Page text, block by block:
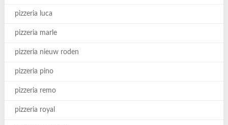
pizzeria luca
pizzeria marle
pizzeria nieuw roden
pizzeria pino
pizzeria remo
pizzeria royal